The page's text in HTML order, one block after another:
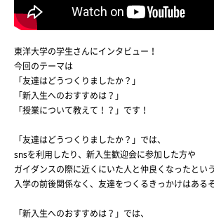
東洋大学の学生さんにインタビュー！
今回のテーマは
「友達はどうつくりましたか？」
「新入生へのおすすめは？」
「授業について教えて！？」です！
「友達はどうつくりましたか？」では、
snsを利用したり、新入生歓迎会に参加した方や
ガイダンスの際に近くにいた人と仲良くなったとい
入学の前後関係なく、友達をつくるきっかけはある
「新入生へのおすすめは？」では、